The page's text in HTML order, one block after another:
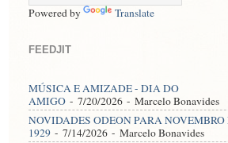
Powered by Translate
FEEDJIT
MÚSICA E AMIZADE - DIA DO
AMIGO - 7/20/2026 - Marcelo Bonavides
NOVIDADES ODEON PARA NOVEMBRO
1929 - 7/14/2026 - Marcelo Bonavides